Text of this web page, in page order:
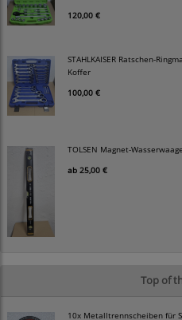
120,00 €
STAHLKAISER Ratschen-
Koffer
100,00 €
TOLSEN Magnet-
ab 25,00 €
Top of
10x Metalltrennscheiben für